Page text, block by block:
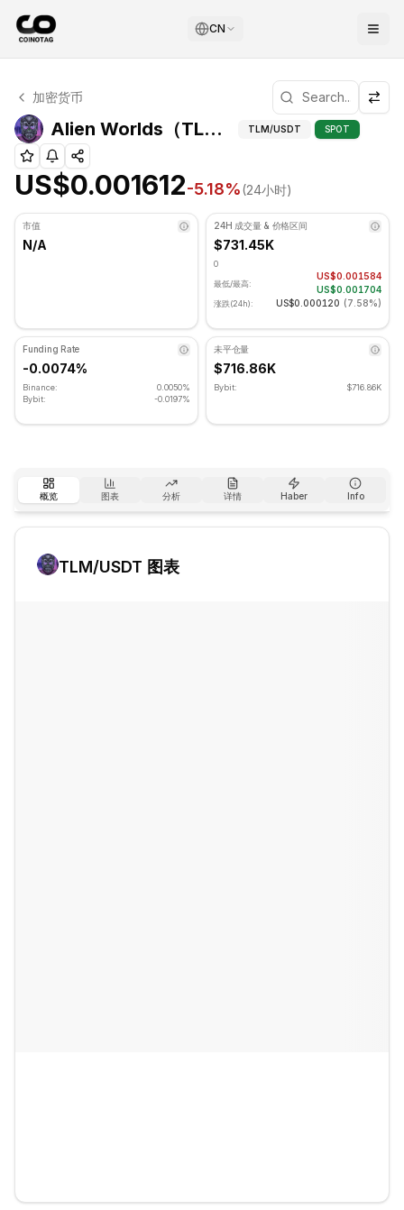
CN
Alien Worlds 技术分析
Alien Worlds 目前交易价格为 US$0.001612. RSI 指标为
加密货币
Alien Worlds（TLM）高级指标 Alien
TLM/USDT SPOT
US$0.001612-5.18%(24小时)
市值
N/A
24H 成交量 & 价格区间
$731.45K
0
最低/最高:
US$0.001584
US$0.001704
涨跌(24h): US$0.000120 (7.58%)
Funding Rate
-0.0074%
Binance:
0.0050%
Bybit:
-0.0197%
未平仓量
$716.86K
Bybit: $716.86K
概览 图表 分析 详情 Haber Info
TLM/USDT 图表